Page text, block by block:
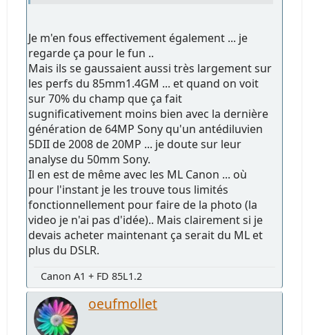
Je m'en fous effectivement également ... je
regarde ça pour le fun ..
Mais ils se gaussaient aussi très largement sur
les perfs du 85mm1.4GM ... et quand on voit
sur 70% du champ que ça fait
sugnificativement moins bien avec la dernière
génération de 64MP Sony qu'un antédiluvien
5DII de 2008 de 20MP ... je doute sur leur
analyse du 50mm Sony.
Il en est de même avec les ML Canon ... où
pour l'instant je les trouve tous limités
fonctionnellement pour faire de la photo (la
video je n'ai pas d'idée).. Mais clairement si je
devais acheter maintenant ça serait du ML et
plus du DSLR.
Canon A1 + FD 85L1.2
oeufmollet